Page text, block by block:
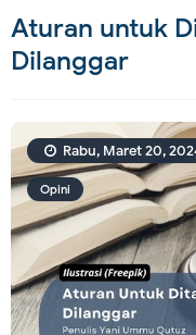
Aturan untuk
Dilanggar
Opini
Rabu, Maret 20,